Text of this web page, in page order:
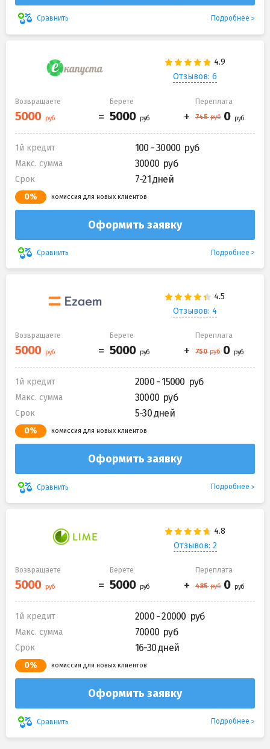
Сравнить Подробнее
Отзывов: 6
Возвращаете Берете Переплата
1й кредит 100 - 30000
Макс. сумма 30000
Срок 7-21 дней
0% комиссия для новых клиентов
Оформить заявку
Сравнить Подробнее
Отзывов: 4
Возвращаете Берете Переплата
1й кредит 2000 - 15000
Макс. сумма 30000
Срок 5-30 дней
0% комиссия для новых клиентов
Оформить заявку
Сравнить Подробнее
Отзывов: 2
Возвращаете Берете Переплата
1й кредит 2000 - 20000
Макс. сумма 70000
Срок 16-30 дней
0% комиссия для новых клиентов
Оформить заявку
Сравнить Подробнее